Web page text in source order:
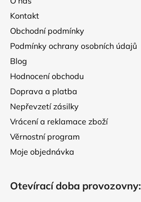
y
Kontakt
Obchodní podmínky
Podmínky ochrany osobních údajů
Blog
Hodnocení obchodu
Doprava a platba
Nepřevzetí zásilky
Vrácení a reklamace zboží
Věrnostní program
Moje objednávka
Otevírací doba provozovny: